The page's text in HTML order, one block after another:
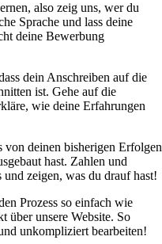
also zeig uns, wer du
Sprache und lass deine
deine Bewerbung
dein Anschreiben auf die
ist. Gehe auf die
wie deine Erfahrungen
von deinen bisherigen Erfolgen
hast. Zahlen und
zeigen, was du drauf hast!
Prozess so einfach wie
über unsere Website. So
unkompliziert bearbeiten!